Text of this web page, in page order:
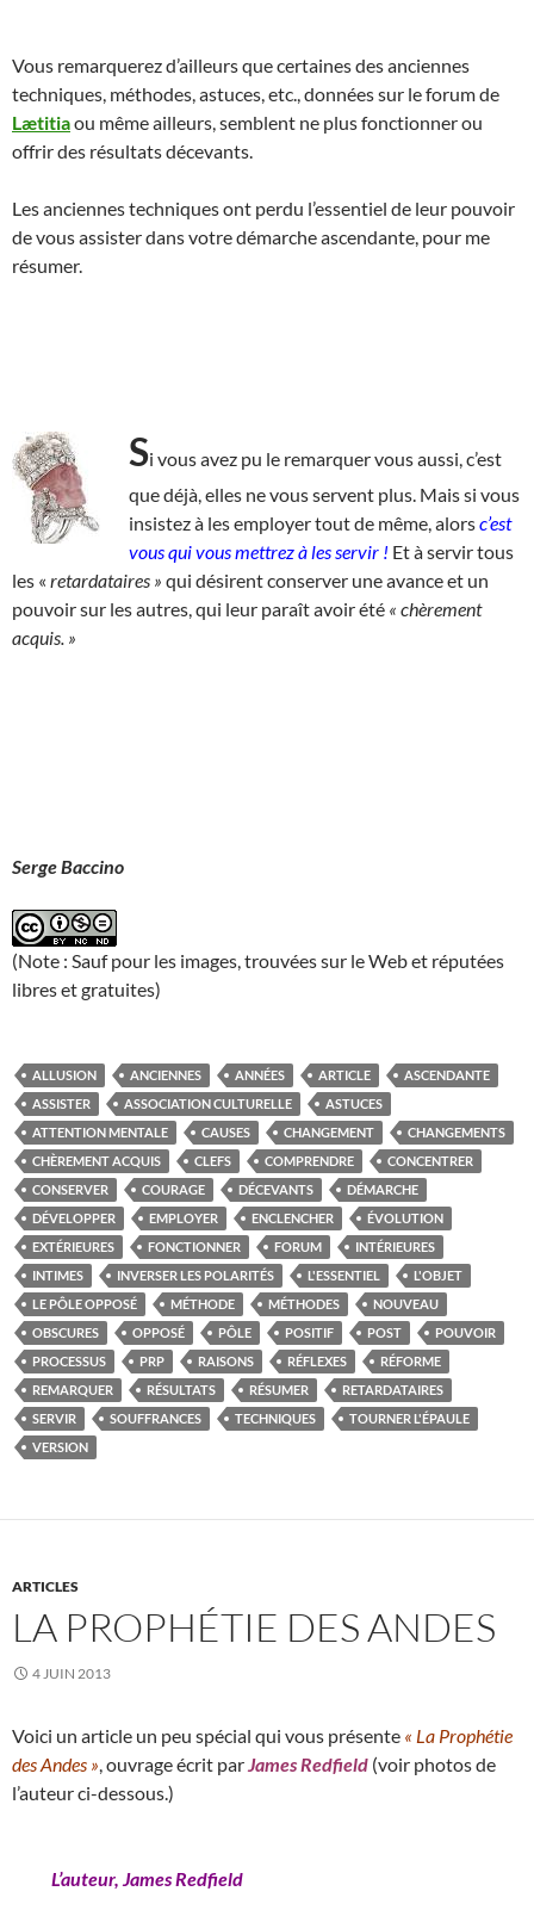
Vous remarquerez d’ailleurs que certaines des anciennes
techniques, méthodes, astuces, etc., données sur le forum de
Lætitiaou même ailleurs, semblent ne plus fonctionner ou
offrir des résultats décevants.
Les anciennes techniques ont perdu l’essentiel de leur pouvoir
de vous assister dans votre démarche ascendante, pour me
résumer.
Si vous avez pu le remarquer vous aussi, c’est
que déjà, elles ne vous servent plus. Mais si vous
insistez à les employer tout de même, alorsc’est
vous qui vous mettrez à les servir ! Et à servir tous
les « retardataires » qui désirent conserver une avance et un
pouvoir sur les autres, qui leur paraît avoir été « chèrement
acquis. »
Serge Baccino
(Note : Sauf pour les images, trouvées sur le Web et réputées
libres et gratuites)
ALLUSION ANCIENNES ANNÉES ARTICLE
ASCENDANTE
ASSISTER
ASSOCIATION CULTURELLE
ASTUCES
ATTENTION MENTALE
CAUSES CHANGEMENT
CHANGEMENTS
CHÈREMENT ACQUIS
CLEFS COMPRENDRE
CONCENTRER
CONSERVER
COURAGE DÉCEVANTS
DÉMARCHE
DÉVELOPPER
EMPLOYER ENCLENCHER
ÉVOLUTION
EXTÉRIEURES
FONCTIONNER FORUM
INTÉRIEURES
INTIMES
INVERSER LES POLARITÉS L'ESSENTIEL
L'OBJET
LE PÔLE OPPOSÉ
MÉTHODE MÉTHODES
NOUVEAU
OBSCURES
OPPOSÉ PÔLE POSITIF POST
POUVOIR
PROCESSUS
PRP RAISONS RÉFLEXES
RÉFORME
REMARQUER
RÉSULTATS RÉSUMER
RETARDATAIRES
SERVIR
SOUFFRANCES TECHNIQUES
TOURNER L'ÉPAULE
VERSION
ARTICLES
LA PROPHÉTIE DES ANDES
4 JUIN 2013
Voici un article un peu spécial qui vous présente « La Prophétie
des Andes » , ouvrage écrit par James Redfield (voir photos de
l’auteur ci-dessous.)
L’auteur, James Redfield